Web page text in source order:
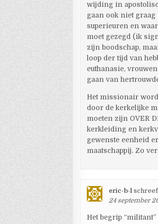
wijding in
gaan ook niet
superieuren en
moet gezegd (ik
zijn boodschap,
loop der tijd van
euthanasie,
gaan van
Het missionair
door de kerkelijke
moeten zijn OVER
kerkleiding en
gewenste eenheid
maatschappij. Zo
eric-b-l
24 september
Het begrip